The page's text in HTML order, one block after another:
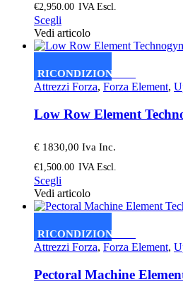
del
prodotto
€2,950.00 IVA Escl.
Scegli
prodotto
ha
varianti.
Le
opzioni
possono
essere
nella
del
prodotto
Vedi articolo
RICONDIZIONATO
Attrezzi Forza, Forza Element,
Low Row Element
€ 1830,00 Iva Inc.
€1,500.00 IVA Escl.
Scegli
prodotto
ha
varianti.
Le
opzioni
possono
essere
Vedi articolo
RICONDIZIONATO
Attrezzi Forza, Forza Element,
Pectoral Machine